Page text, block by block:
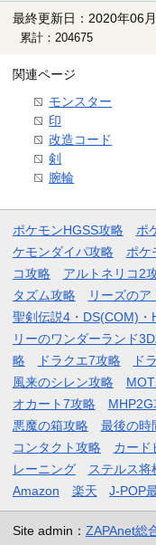
最終更新日：2020年06
累計：204675
関連ページ
モンスター
印
改造コード
剣
腕輪
ポケモンHGSS攻略 ポ
ケモンダイパ攻略
ポケ
コ攻略
アルトネリコ2
タズム攻略
リーズの
聖剣伝説4・DS(COM)・
リーのワンダーランド
略
ドラクエ7攻略 ド
風来のシレン攻略
オカート7攻略
MHP2G
悪魔の箱攻略
最後の時
コンタクト攻略
カード
レーニング
ステルス将
Amazon
楽天 J-POP
Site admin： ZAPAnet総